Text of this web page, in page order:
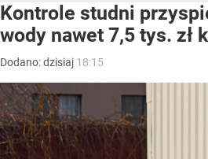
Kontrole studni
wody nawet 7,5 tys. zł
Dodano:dzisiaj 18:15